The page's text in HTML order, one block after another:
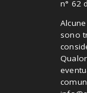
n° 62
sono